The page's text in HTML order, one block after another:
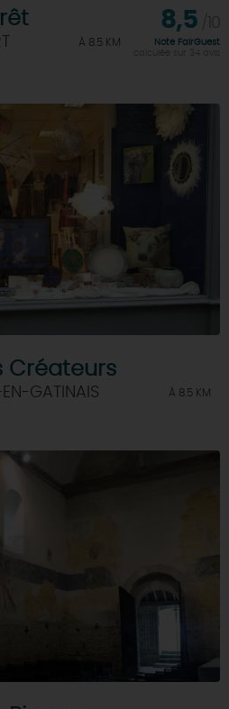
À 8.5 KM
8,5
Note FairGuest
calculée sur 34 avis
Créateurs
GATINAIS À 8.5 KM